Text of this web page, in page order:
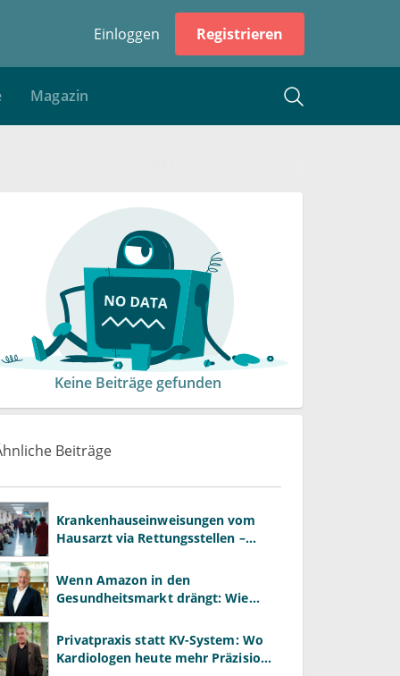
Einloggen Registrieren
Magazin
Keine Beiträge gefunden
Beiträge
Krankenhauseinweisungen vom
Hausarzt via Rettungsstellen –
Wenn Amazon in den
Gesundheitsmarkt drängt: Wie
bestehen können
Privatpraxis statt KV-System: Wo
Kardiologen heute mehr Präzision